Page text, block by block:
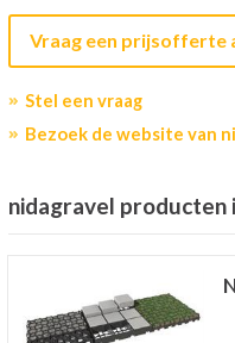
Vraag een prijsofferte
Stel een vraag
Bezoek de website van
nidagravel producten